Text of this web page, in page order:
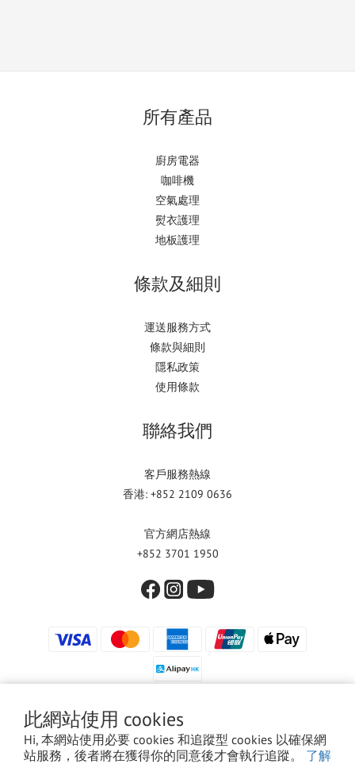
此網站使用 cookies
Hi, 本網站使用必要 cookies 和追蹤型 cookies 以確保網
站服務，後者將在獲得你的同意後才會執行追蹤。 了解
所有產品
廚房電器
咖啡機
空氣處理
熨衣護理
地板護理
條款及細則
運送服務方式
條款與細則
隱私政策
使用條款
聯絡我們
客戶服務熱線
香港: +852 2109 0636
官方網店熱線
+852 3701 1950
© 2024 飛軒理香港有限公司 版權所有